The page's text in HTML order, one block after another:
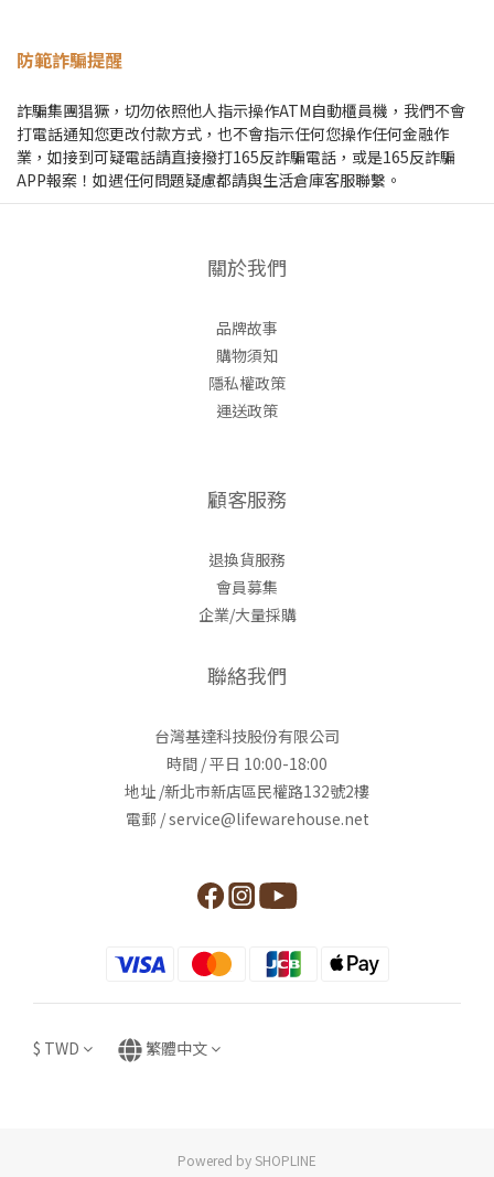
防範詐騙提醒
詐騙集團猖獗，切勿依照他人指示操作ATM自動櫃員機，我們不會
打電話通知您更改付款方式，也不會指示任何您操作任何金融作
業，如接到可疑電話請直接撥打165反詐騙電話，或是165反詐騙
APP報案！如遇任何問題疑慮都請與生活倉庫客服聯繫。
關於我們
品牌故事
購物須知
隱私權政策
運送政策
顧客服務
退換貨服務
會員募集
企業/大量採購
聯絡我們
台灣基達科技股份有限公司
時間 / 平日 10:00-18:00
地址 /新北市新店區民權路132號2樓
電郵 / service@lifewarehouse.net
$ TWD 繁體中文
Powered by SHOPLINE